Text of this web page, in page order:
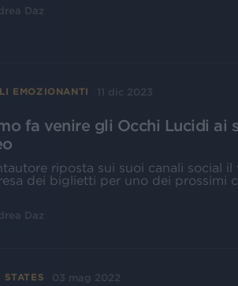
Daz
EMOZIONANTI 11 dic 2023
fa venire gli Occhi Lucidi ai
riposta sui suoi canali social
dei biglietti per uno dei prossimi
Daz
STATES 03 mag 2022